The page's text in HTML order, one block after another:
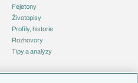
Fejetony
Životopisy
Profily, historie
Rozhovory
Tipy a analýzy